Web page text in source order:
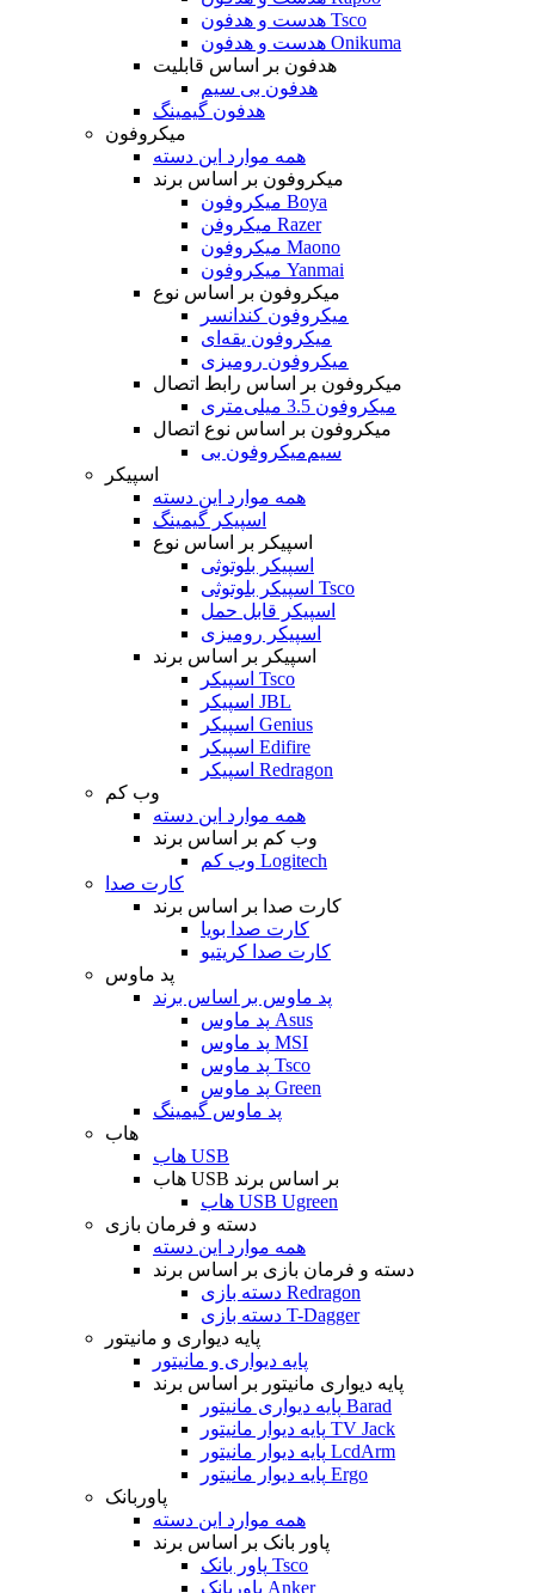
هدست و هدفون Tsco
هدست و هدفون Onikuma
هدفون بر اساس قابلیت
هدفون بی سیم
هدفون گیمینگ
میکروفون
همه موارد این دسته
میکروفون بر اساس برند
میکروفون Boya
میکروفن Razer
میکروفون Maono
میکروفون Yanmai
میکروفون بر اساس نوع
میکروفون کندانسر
میکروفون یقه‌ای
میکروفون رومیزی
میکروفون بر اساس رابط اتصال
میکروفون 3.5 میلی‌متری
میکروفون بر اساس نوع اتصال
میکروفون بی‌‎سیم
اسپیکر
همه موارد این دسته
اسپیکر گیمینگ
اسپیکر بر اساس نوع
اسپیکر بلوتوثی
اسپیکر بلوتوثی Tsco
اسپیکر قابل حمل
اسپیکر رومیزی
اسپیکر بر اساس برند
اسپیکر Tsco
اسپیکر JBL
اسپیکر Genius
اسپیکر Edifire
اسپیکر Redragon
وب کم
همه موارد این دسته
وب کم بر اساس برند
وب کم Logitech
کارت صدا
کارت صدا بر اساس برند
کارت صدا بویا
کارت صدا کریتیو
پد ماوس
پد ماوس بر اساس برند
پد ماوس Asus
پد ماوس MSI
پد ماوس Tsco
پد ماوس Green
پد ماوس گیمینگ
هاب
هاب USB
هاب USB بر اساس برند
هاب USB Ugreen
دسته و فرمان بازی
همه موارد این دسته
دسته و فرمان بازی بر اساس برند
دسته بازی Redragon
دسته بازی T-Dagger
پایه دیواری و مانیتور
پایه دیواری و مانیتور
پایه دیواری مانیتور بر اساس برند
پایه دیواری مانیتور Barad
پایه دیوار مانیتور TV Jack
پایه دیوار مانیتور LcdArm
پایه دیوار مانیتور Ergo
پاوربانک
همه موارد این دسته
پاور بانک بر اساس برند
پاور بانک Tsco
پاوربانک Anker